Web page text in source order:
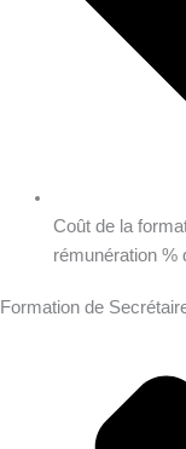
Coût de la
rémunération %
Formation de